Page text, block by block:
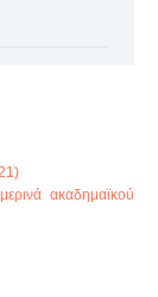
ακαδημαϊκού